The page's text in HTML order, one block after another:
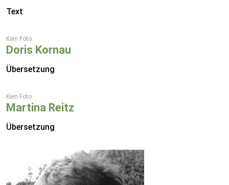
Text
Kein Foto
Doris Kornau
Übersetzung
Kein Foto
Martina Reitz
Übersetzung